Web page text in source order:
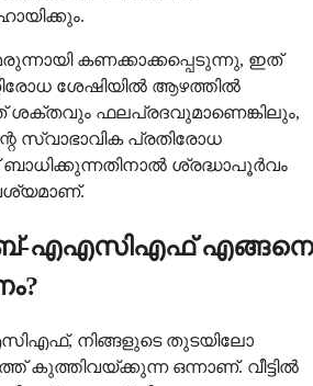
കണക്കാക്കപ്പെടുന്നു, ഇത്
ശേഷിയിൽ ആഴത്തിൽ
ശക്തവും ഫലപ്രദവുമാണെങ്കിലും,
സ്വാഭാവിക പ്രതിരോധ
ശ്രദ്ധാപൂർവം
എഎസിഎഫ് എങ്ങനെ
നിങ്ങളുടെ തുടയിലോ
കുത്തിവയ്ക്കുന്ന ഒന്നാണ്. വീട്ടിൽ